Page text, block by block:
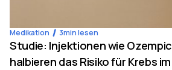
Medikation 3min lesen
Studie: Injektionen wie Ozempic
halbieren das Risiko für Krebs im